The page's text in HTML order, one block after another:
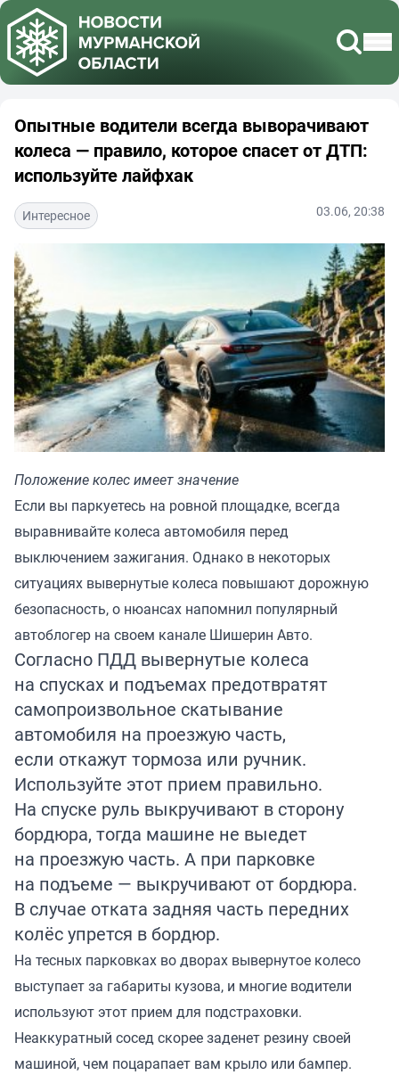
Опытные водители всегда выворачивают
колеса — правило, которое спасет от ДТП:
используйте лайфхак
Интересное 03.06, 20:38
Положение колес имеет значение
Если вы паркуетесь на ровной площадке, всегда
выравнивайте колеса автомобиля перед
выключением зажигания. Однако в некоторых
ситуациях вывернутые колеса повышают дорожную
безопасность, о нюансах напомнил популярный
автоблогер на своем канале Шишерин Авто.
Согласно ПДД вывернутые колеса
на спусках и подъемах предотвратят
самопроизвольное скатывание
автомобиля на проезжую часть,
если откажут тормоза или ручник.
Используйте этот прием правильно.
На спуске руль выкручивают в сторону
бордюра, тогда машине не выедет
на проезжую часть. А при парковке
на подъеме — выкручивают от бордюра.
В случае отката задняя часть передних
колёс упрется в бордюр.
На тесных парковках во дворах вывернутое колесо
выступает за габариты кузова, и многие водители
используют этот прием для подстраховки.
Неаккуратный сосед скорее заденет резину своей
машиной, чем поцарапает вам крыло или бампер.